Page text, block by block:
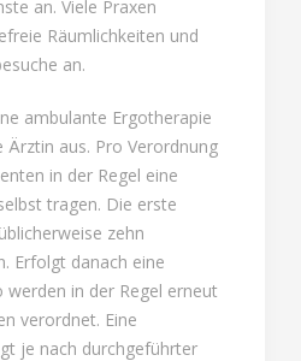
an. Viele Praxen
Räumlichkeiten und
an.
ambulante Ergotherapie
Ärztin aus. Pro Verordnung
in der Regel eine
tragen. Die erste
zehn
Erfolgt danach eine
in der Regel erneut
verordnet. Eine
je nach durchgeführter